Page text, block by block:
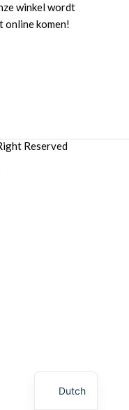
winkel wordt
online komen!
Reserved
Dutch